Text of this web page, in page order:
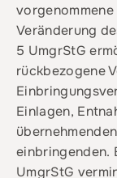
Veränderung
5 UmgrStG
rückbezogene
Einlagen,
einbringenden.
UmgrStG